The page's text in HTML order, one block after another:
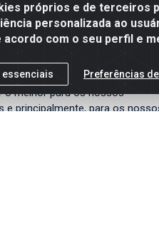
próprios e de terceiros
personalizada ao
acordo com o seu perfil e
essenciais Preferências
entre outros e desde
fortes parcerias com seus
e Clientes.
fundamentamos em políticas
e numa constante
o melhor para os nossos
e principalmente, para os